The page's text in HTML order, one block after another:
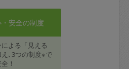
安全の制度
よる「見える
､3つの制度※で
！